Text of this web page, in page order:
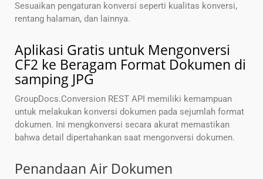
Sesuaikan pengaturan konversi seperti kualitas konversi,
rentang halaman, dan lainnya.
Aplikasi Gratis untuk Mengonversi
CF2 ke Beragam Format Dokumen di
samping JPG
GroupDocs.Conversion REST API memiliki kemampuan
untuk melakukan konversi dokumen pada sejumlah format
dokumen. Ini mengkonversi secara akurat memastikan
bahwa detail dipertahankan saat mengonversi dokumen.
Penandaan Air Dokumen